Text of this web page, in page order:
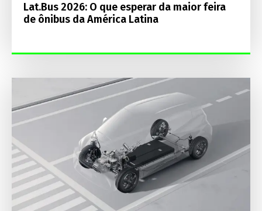
Lat.Bus 2026: O que esperar da maior feira
de ônibus da América Latina